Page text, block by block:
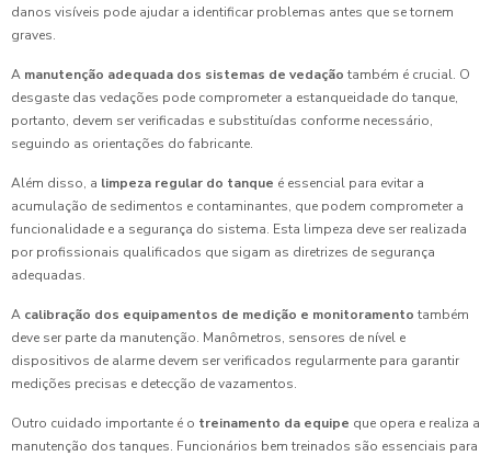
danos visíveis pode ajudar a identificar problemas antes que se tornem
graves.
A manutenção adequada dos sistemas de vedação também é crucial. O
desgaste das vedações pode comprometer a estanqueidade do tanque,
portanto, devem ser verificadas e substituídas conforme necessário,
seguindo as orientações do fabricante.
Além disso, a limpeza regular do tanque é essencial para evitar a
acumulação de sedimentos e contaminantes, que podem comprometer a
funcionalidade e a segurança do sistema. Esta limpeza deve ser realizada
por profissionais qualificados que sigam as diretrizes de segurança
adequadas.
A calibração dos equipamentos de medição e monitoramento também
deve ser parte da manutenção. Manômetros, sensores de nível e
dispositivos de alarme devem ser verificados regularmente para garantir
medições precisas e detecção de vazamentos.
Outro cuidado importante é o treinamento da equipe que opera e realiza a
manutenção dos tanques. Funcionários bem treinados são essenciais para